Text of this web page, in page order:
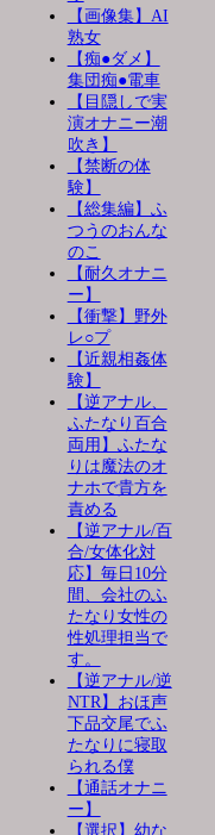
【画像集】AI
熟女
【痴●ダメ】
集団痴●電車
【目隠しで実
演オナニー潮
吹き】
【禁断の体
験】
【総集編】ふ
つうのおんな
のこ
【耐久オナニ
ー】
【衝撃】野外
レ○プ
【近親相姦体
験】
【逆アナル、
ふたなり百合
両用】ふたな
りは魔法のオ
ナホで貴方を
責める
【逆アナル/百
合/女体化対
応】毎日10分
間、会社のふ
たなり女性の
性処理担当で
す。
【逆アナル/逆
NTR】おほ声
下品交尾でふ
たなりに寝取
られる僕
【通話オナニ
ー】
【選択】幼な